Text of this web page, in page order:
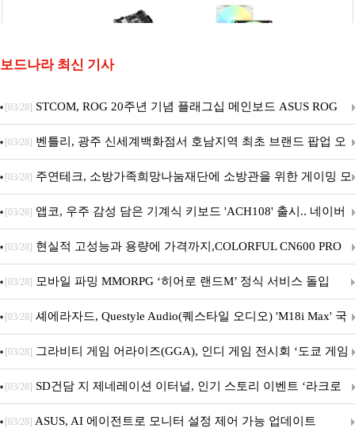
보드나라 최신 기사
[03/28] STCOM, ROG 20주년 기념 플래그십 메인보드 ASUS ROG
Crosshair X870E EDITION 20 국내 출시 예정
[03/28] 벤틀리, 광주 신세계백화점서 호남지역 최초 브랜드 팝업 오
픈
[03/28] 주연테크, 소방가족희망나눔재단에 소방관을 위한 게이밍 모
니터·스마트 펫 침대 기부
[03/28] 앱코, 우주 감성 담은 기계식 키보드 'ACH108' 출시.. 네이버
브랜드데이 기획전 진행
[03/28] 현실적 고성능과 용량에 가격까지,COLORFUL CN600 PRO
M.2 NVMe 디앤디컴 1TB
[03/28] 모바일 파밍 MMORPG ‘히어로 랜드M’ 정식 서비스 돌입
[03/28] 셰에라자드, Questyle Audio(퀘스타일 오디오) 'M18i Max' 국
내 정식 출시
[03/28] 그라비티 게임 어라이즈(GGA), 인디 게임 전시회 ‘도쿄 게임
던전 13’ 참가!
[03/28] SD건담 지 제네레이션 이터널, 인기 스토리 이벤트 ‘라크로
아의 용사’ 재개최 및 풍성한 기념 이벤트 실시!
[03/28] ASUS, AI 에이전트로 모니터 설정 제어 가능 업데이트